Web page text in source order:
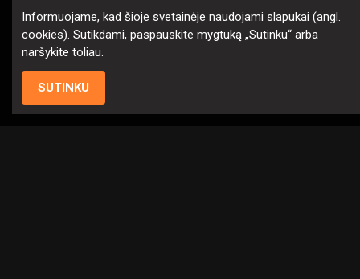
Informuojame, kad šioje svetainėje naudojami slapukai (angl.
cookies). Sutikdami, paspauskite mygtuką „Sutinku“ arba
naršykite toliau.
SUTINKU